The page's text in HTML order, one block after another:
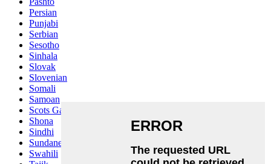
Persian
Punjabi
Serbian
Sesotho
Sinhala
Slovak
Slovenian
Somali
Samoan
Scots Gaelic
Shona
Sindhi
Sundanese
Swahili